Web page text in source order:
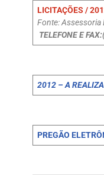
LICITAÇÕES /
Fonte: Assessoria
TELEFONE E
2012 – A
PREGÃO